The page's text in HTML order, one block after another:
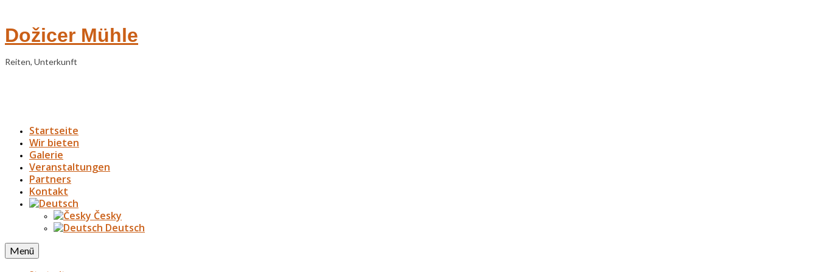
Dožicer Mühle
Reiten, Unterkunft
Startseite
Wir bieten
Galerie
Veranstaltungen
Partners
Kontakt
Česky
Deutsch
Menü